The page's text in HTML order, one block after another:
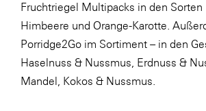
Fruchtriegel Multipacks in den Sorten
Himbeere und Orange-Karotte.
Porridge2Go im Sortiment – in den
Haselnuss & Nussmus, Erdnuss &
Mandel, Kokos & Nussmus.